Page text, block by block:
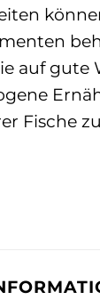
auf gute
Fische